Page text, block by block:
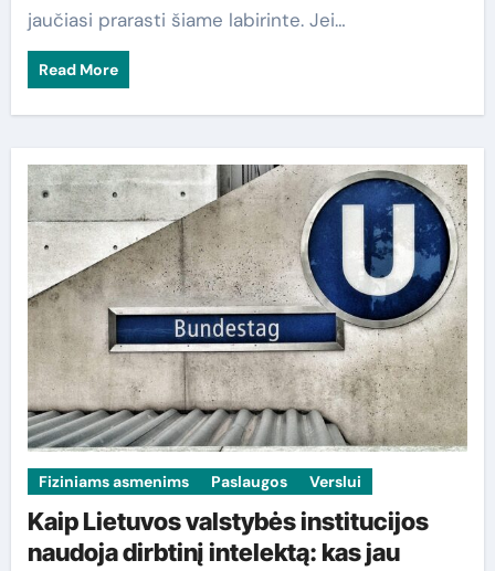
jaučiasi prarasti šiame labirinte. Jei…
Read More
Fiziniams asmenims Paslaugos Verslui
Kaip Lietuvos valstybės institucijos
naudoja dirbtinį intelektą: kas jau